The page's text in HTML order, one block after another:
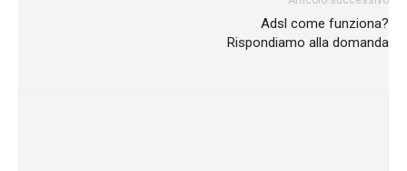
Adsl come funziona?
Rispondiamo alla domanda